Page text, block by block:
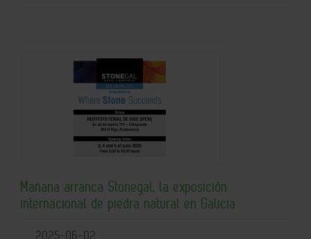
Mañana arranca Stonegal, la exposición
internacional de piedra natural en Galicia
2025-06-02